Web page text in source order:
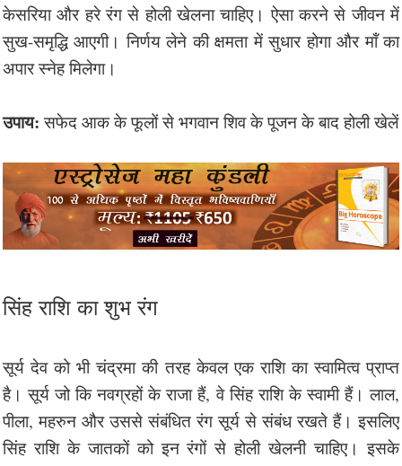
केसरिया और हरे रंग से होली खेलना चाहिए। ऐसा करने से जीवन में
सुख-समृद्धि आएगी। निर्णय लेने की क्षमता में सुधार होगा और मॉं का
अपार स्नेह मिलेगा।
उपाय: सफेद आक के फूलों से भगवान शिव के पूजन के बाद होली खेलें
सिंह राशि का शुभ रंग
सूर्य देव को भी चंद्रमा की तरह केवल एक राशि का स्वामित्व प्राप्त
है। सूर्य जो कि नवग्रहों के राजा हैं, वे सिंह राशि के स्वामी हैं। लाल,
पीला, महरुन और उससे संबंधित रंग सूर्य से संबंध रखते हैं। इसलिए
सिंह राशि के जातकों को इन रंगों से होली खेलनी चाहिए। इसके